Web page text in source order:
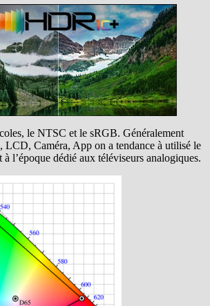
le NTSC et le sRGB. Généralement
LCD, Caméra, App on a tendance à utilisé le
l’époque dédié aux téléviseurs analogiques.